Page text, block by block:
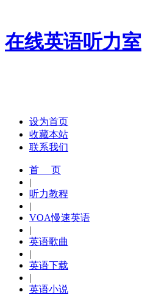
在线英语听力室
设为首页
收藏本站
联系我们
首 页
|
听力教程
|
VOA慢速英语
|
英语歌曲
|
英语下载
|
英语小说